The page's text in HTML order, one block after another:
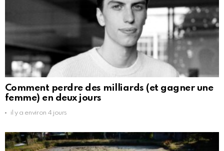
Comment perdre des milliards (et gagner une
femme) en deux jours
il y a environ 4 jours